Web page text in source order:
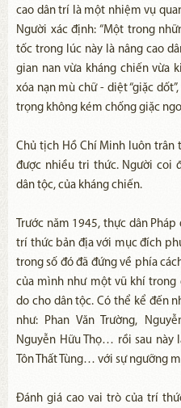
cao dân trí là một nhiệm vụ
Người xác định: “Một trong
tốc trong lúc này là nâng cao
gian nan vừa kháng chiến vừa
xóa nạn mù chữ - diệt “giặc
trọng không kém chống giặc
Chủ tịch Hồ Chí Minh luôn
được nhiều tri thức. Người coi
dân tộc, của kháng chiến.
Trước năm 1945, thực dân
trí thức bản địa với mục đích
trong số đó đã đứng về phía
của mình như một vũ khí trong
do cho dân tộc. Có thể kể đến
như: Phan Văn Trường,
Nguyễn Hữu Thọ… rồi sau này
Tôn Thất Tùng… với sự ngưỡng
Đánh giá cao vai trò của trí